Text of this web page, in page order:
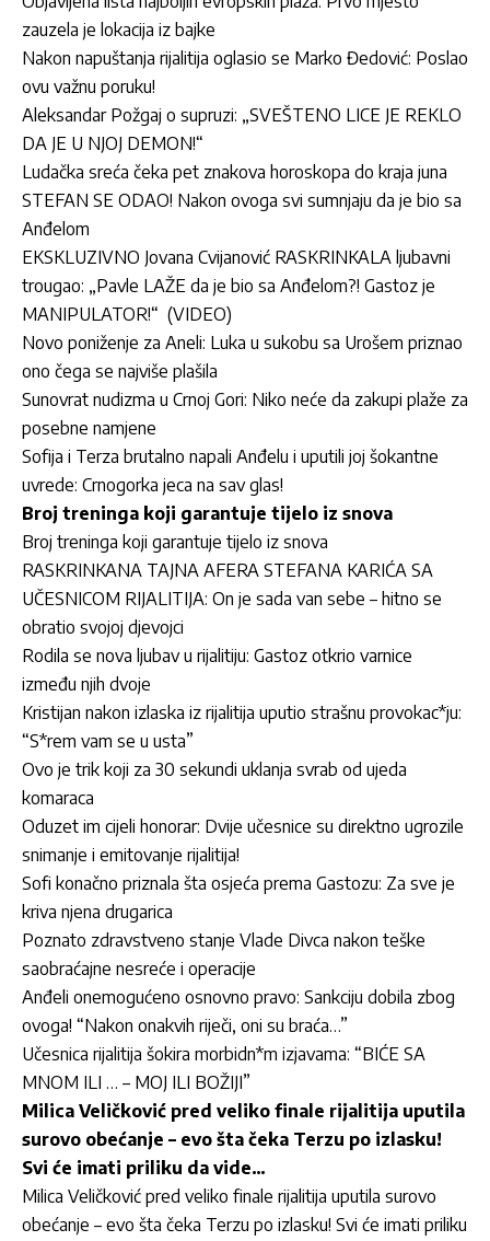
zauzela je lokacija iz bajke
Nakon napuštanja rijalitija oglasio se Marko Đedović: Poslao
ovu važnu poruku!
Aleksandar Požgaj o supruzi: „SVEŠTENO LICE JE REKLO
DA JE U NJOJ DEMON!“
Ludačka sreća čeka pet znakova horoskopa do kraja juna
STEFAN SE ODAO! Nakon ovoga svi sumnjaju da je bio sa
Anđelom
EKSKLUZIVNO Jovana Cvijanović RASKRINKALA ljubavni
trougao: „Pavle LAŽE da je bio sa Anđelom?! Gastoz je
MANIPULATOR!“ (VIDEO)
Novo poniženje za Aneli: Luka u sukobu sa Urošem priznao
ono čega se najviše plašila
Sunovrat nudizma u Crnoj Gori: Niko neće da zakupi plaže za
posebne namjene
Sofija i Terza brutalno napali Anđelu i uputili joj šokantne
uvrede: Crnogorka jeca na sav glas!
Broj treninga koji garantuje tijelo iz snova
Broj treninga koji garantuje tijelo iz snova
RASKRINKANA TAJNA AFERA STEFANA KARIĆA SA
UČESNICOM RIJALITIJA: On je sada van sebe – hitno se
obratio svojoj djevojci
Rodila se nova ljubav u rijalitiju: Gastoz otkrio varnice
između njih dvoje
Kristijan nakon izlaska iz rijalitija uputio strašnu provokac*ju:
“S*rem vam se u usta”
Ovo je trik koji za 30 sekundi uklanja svrab od ujeda
komaraca
Oduzet im cijeli honorar: Dvije učesnice su direktno ugrozile
snimanje i emitovanje rijalitija!
Sofi konačno priznala šta osjeća prema Gastozu: Za sve je
kriva njena drugarica
Poznato zdravstveno stanje Vlade Divca nakon teške
saobraćajne nesreće i operacije
Anđeli onemogućeno osnovno pravo: Sankciju dobila zbog
ovoga! “Nakon onakvih riječi, oni su braća…”
Učesnica rijalitija šokira morbidn*m izjavama: “BIĆE SA
MNOM ILI … – MOJ ILI BOŽIJI”
Milica Veličković pred veliko finale rijalitija uputila
surovo obećanje – evo šta čeka Terzu po izlasku!
Svi će imati priliku da vide…
Milica Veličković pred veliko finale rijalitija uputila surovo
obećanje – evo šta čeka Terzu po izlasku! Svi će imati priliku